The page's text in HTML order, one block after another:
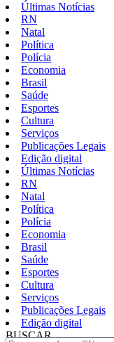
Últimas Notícias
RN
Natal
Política
Polícia
Economia
Brasil
Saúde
Esportes
Cultura
Serviços
Publicações Legais
Edição digital
Últimas Notícias
RN
Natal
Política
Polícia
Economia
Brasil
Saúde
Esportes
Cultura
Serviços
Publicações Legais
Edição digital
BUSCAR